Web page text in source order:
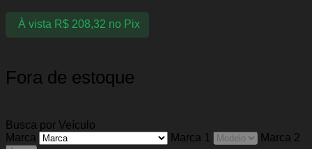
À vista R$208,32 no Pix
Fora de estoque
Busca por Veículo
Marca
Marca 1 Marca 2